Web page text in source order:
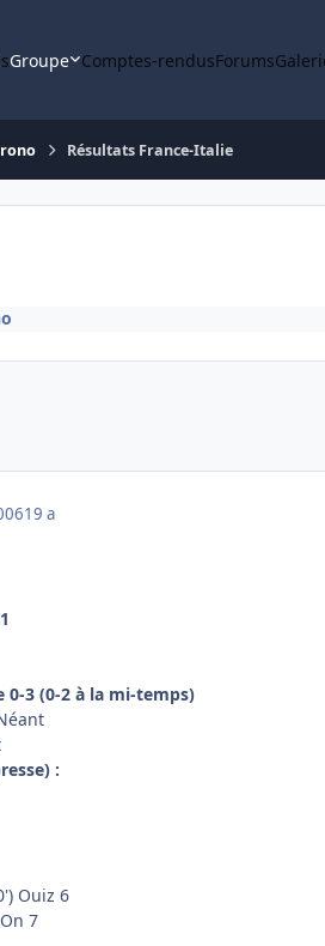
Groupe Comptes-rendusForums
Résultats France-Italie
19 a
0-3 (0-2 à la mi-temps)
:
Ouiz 6
7